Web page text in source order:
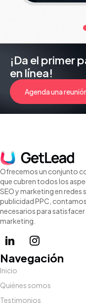
¡Da el primer
en línea!
Agenda una
Ofrecemos un conjunto
que cubren todos los
SEO y marketing en
publicidad PPC,
necesarios para
marketing.
Navegación
Inicio
Quiénes somos
Testimonios